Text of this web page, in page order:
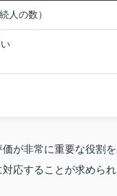
人の数）
が非常に重要な役割
応することが求めら